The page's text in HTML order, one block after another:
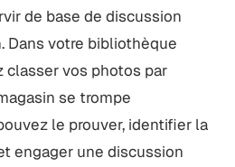
de base de discussion
Dans votre bibliothèque
classer vos photos par
se trompe
le prouver, identifier la
engager une discussion